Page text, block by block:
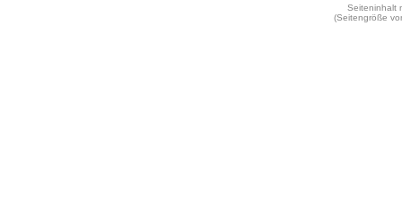
Seiteninhalt
(Seitengröße